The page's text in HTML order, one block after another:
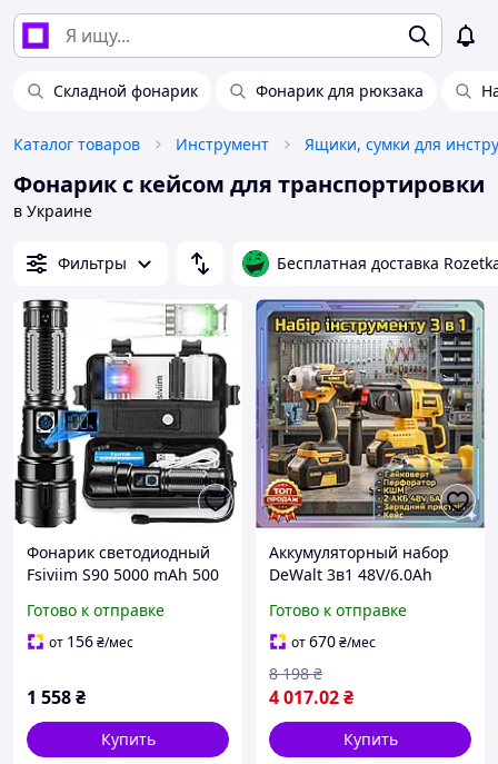
Складной фонарик Фонарик для рюкзака
Каталог товаров Инструмент Ящики, сумки для
Фонарик с кейсом для транспортировки
в Украине
Фильтры Бесплатная доставка
Фонарик светодиодный
Fsiviim S90 5000 mAh 500
кейсом и USB для
кемпинга
Готово к отправке
от 156₴/мес
1 558₴
Купить
Аккумуляторный набор
DeWalt 3в1 48V/6.0Ah
перфоратор и УШМ с
зарядным устройством в
кейсе для
транспортировки
Готово к отправке
от670₴/мес
4 017.02₴
8 198 ₴
Купить